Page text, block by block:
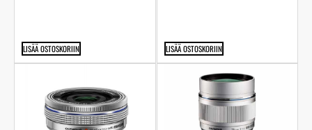
LISÄÄ OSTOSKORIIN LISÄÄ OSTOSKORIIN